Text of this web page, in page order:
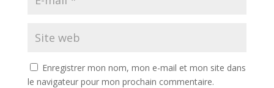
Enregistrer mon nom, mon e-mail et mon site dans
le navigateur pour mon prochain commentaire.